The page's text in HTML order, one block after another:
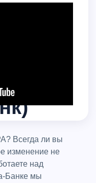
изменение не
над
Банке мы